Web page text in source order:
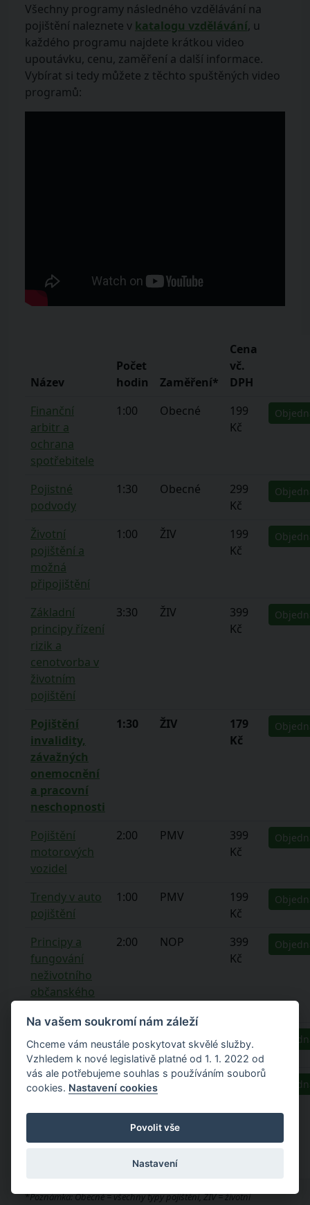
Všechny programy následného vzdělávání na
pojištění naleznete v katalogu vzdělávání, u
každého programu najdete krátkou video
upoutávku, cenu, zaměření a další informace.
Vybírat si tedy můžete z těchto spuštěných video
programů:
Název
Počet
hodin
Zaměření*
Cena
vč.
DPH
Finanční
arbitr a
ochrana
spotřebitele
1:00 Obecné
199
Kč
Pojistné
podvody
1:30 Obecné
299
Kč
Životní
pojištění a
možná
připojištění
1:00 ŽIV
199
Kč
Základní
principy řízení
rizik a
cenotvorba v
životním
pojištění
3:30 ŽIV
399
Kč
Pojištění
invalidity,
závažných
onemocnění
a pracovní
neschopnosti
1:30 ŽIV
179
Kč
Pojištění
motorových
vozidel
2:00 PMV
399
Kč
Trendy v auto
pojištění
1:00 PMV
199
Kč
Principy a
fungování
neživotního
občanského
2:00 NOP
399
Kč
Cestovní
pojištění
1:30
299
Kč
Pojištění
bytových
domů a
vlastníků
1:00 NPP
199
*Poznámka: Obecné = všechny typy pojištění, ŽIV = životní
Na vašem soukromí nám záleží
Chceme vám neustále poskytovat skvělé služby.
Vzhledem k nové legislativě platné od 1. 1. 2022 od
vás ale potřebujeme souhlas s používáním souborů
cookies. Nastavení cookies
Povolit vše
Nastavení